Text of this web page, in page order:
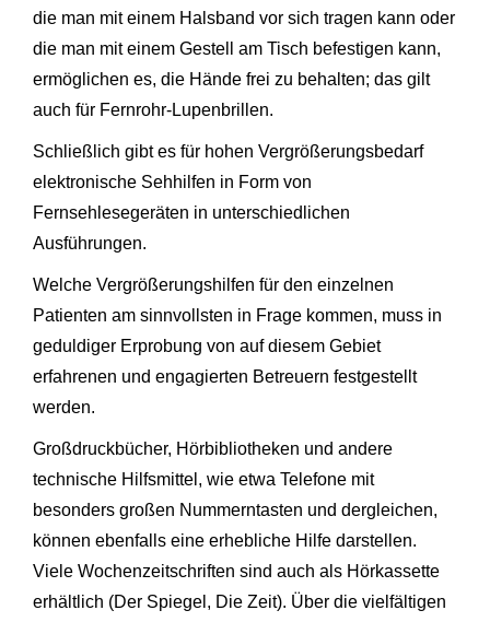
die man mit einem Halsband vor sich tragen kann oder
die man mit einem Gestell am Tisch befestigen kann,
ermöglichen es, die Hände frei zu behalten; das gilt
auch für Fernrohr-Lupenbrillen.
Schließlich gibt es für hohen Vergrößerungsbedarf
elektronische Sehhilfen in Form von
Fernsehlesegeräten in unterschiedlichen
Ausführungen.
Welche Vergrößerungshilfen für den einzelnen
Patienten am sinnvollsten in Frage kommen, muss in
geduldiger Erprobung von auf diesem Gebiet
erfahrenen und engagierten Betreuern festgestellt
werden.
Großdruckbücher, Hörbibliotheken und andere
technische Hilfsmittel, wie etwa Telefone mit
besonders großen Nummerntasten und dergleichen,
können ebenfalls eine erhebliche Hilfe darstellen.
Viele Wochenzeitschriften sind auch als Hörkassette
erhältlich (Der Spiegel, Die Zeit). Über die vielfältigen